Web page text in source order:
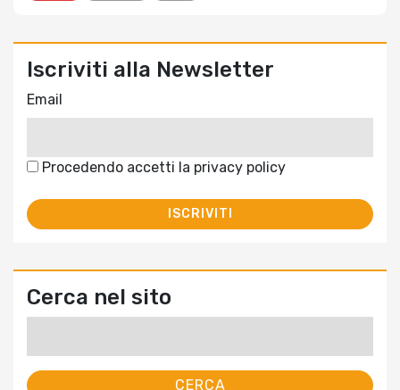
Iscriviti alla Newsletter
Email
Procedendo accetti la privacy policy
Cerca nel sito